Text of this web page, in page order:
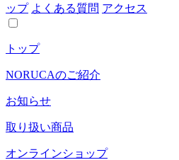
ップ よくある質問 アクセス
トップ
NORUCAのご紹介
お知らせ
取り扱い商品
オンラインショップ